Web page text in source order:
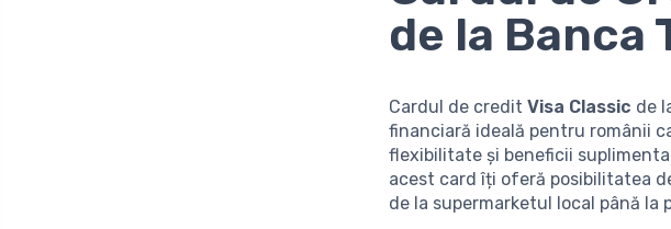
de la Banca
Cardul de creditVisa Classic de
financiară ideală pentru românii
flexibilitate și beneficii
acest card îți oferă posibilitatea
de la supermarketul local până